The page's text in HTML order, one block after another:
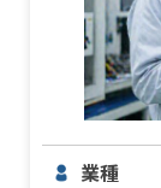
業種